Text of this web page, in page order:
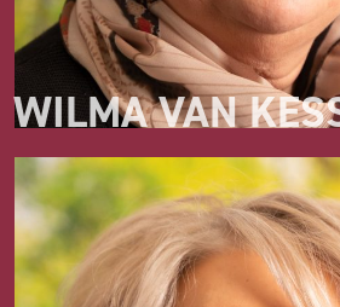
WILMA VAN